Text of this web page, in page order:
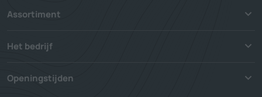
Assortiment
Het bedrijf
Openingstijden